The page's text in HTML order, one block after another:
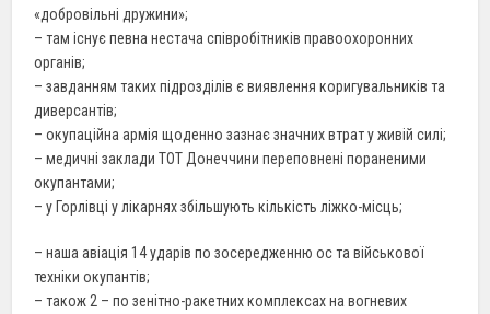
«добровільні дружини»;
– там існує певна нестача співробітників правоохоронних
органів;
– завданням таких підрозділів є виявлення коригувальників та
диверсантів;
– окупаційна армія щоденно зазнає значних втрат у живій силі;
– медичні заклади ТОТ Донеччини переповнені пораненими
окупантами;
– у Горлівці у лікарнях збільшують кількість ліжко-місць;
– наша авіація 14 ударів по зосередженню ос та військової
техніки окупантів;
– також 2 – по зенітно-ракетних комплексах на вогневих